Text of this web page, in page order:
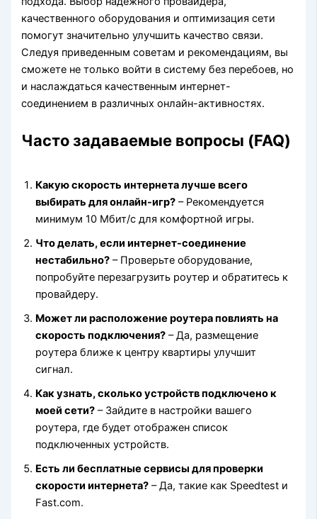
качественного оборудования и оптимизация сети
помогут значительно улучшить качество связи.
Следуя приведенным советам и рекомендациям, вы
сможете не только войти в систему без перебоев, но
и наслаждаться качественным интернет-
соединением в различных онлайн-активностях.
Часто задаваемые вопросы (FAQ)
Какую скорость интернета лучше всего
выбирать для онлайн-игр? – Рекомендуется
минимум 10 Мбит/с для комфортной игры.
Что делать, если интернет-соединение
нестабильно? – Проверьте оборудование,
попробуйте перезагрузить роутер и обратитесь к
провайдеру.
Может ли расположение роутера повлиять на
скорость подключения? – Да, размещение
роутера ближе к центру квартиры улучшит
сигнал.
Как узнать, сколько устройств подключено к
моей сети? – Зайдите в настройки вашего
роутера, где будет отображен список
подключенных устройств.
Есть ли бесплатные сервисы для проверки
скорости интернета? – Да, такие как Speedtest и
Fast.com.